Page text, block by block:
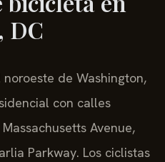
DC
de Washington,
con calles
Avenue,
Parkway. Los ciclistas